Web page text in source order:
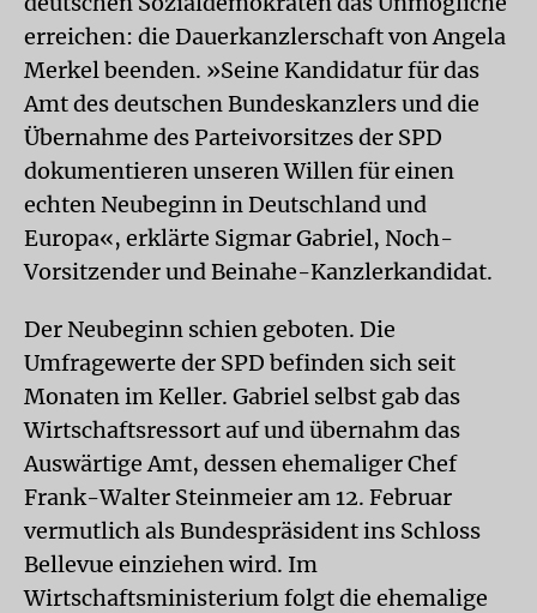
erreichen: die Dauerkanzlerschaft von Angela
Merkel beenden. »Seine Kandidatur für das
Amt des deutschen Bundeskanzlers und die
Übernahme des Parteivorsitzes der SPD
dokumentieren unseren Willen für einen
echten Neubeginn in Deutschland und
Europa«, erklärte Sigmar Gabriel, Noch-
Vorsitzender und Beinahe-Kanzlerkandidat.
Der Neubeginn schien geboten. Die
Umfragewerte der SPD befinden sich seit
Monaten im Keller. Gabriel selbst gab das
Wirtschaftsressort auf und übernahm das
Auswärtige Amt, dessen ehemaliger Chef
Frank-Walter Steinmeier am 12. Februar
vermutlich als Bundespräsident ins Schloss
Bellevue einziehen wird. Im
Wirtschaftsministerium folgt die ehemalige